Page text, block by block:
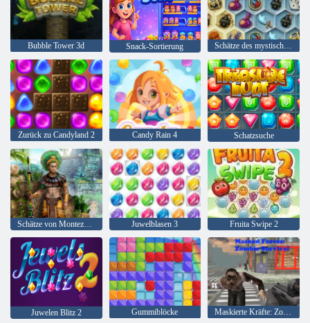
Bubble Tower 3d Snack-Sortierung Schätze des mystischen Meeres
Zurück zu Candyland 2 Candy Rain 4 Schatzsuche
Juwelblasen 3 Fruita Swipe 2
Juwelen Blitz 2 Gummiblöcke Maskierte Kräfte: Zombie-Überleben